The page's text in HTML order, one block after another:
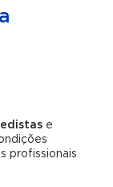
e
profissionais